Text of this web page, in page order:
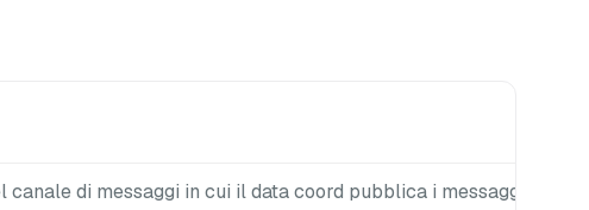
di messaggi in cui il data coord pubblica i messaggi di